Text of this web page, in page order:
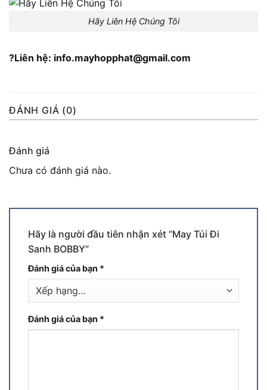
Hãy Liên Hệ Chúng Tôi
?Liên hệ: info.mayhopphat@gmail.com
ĐÁNH GIÁ (0)
Đánh giá
Chưa có đánh giá nào.
Hãy là người đầu tiên nhận xét “May Túi Đi
Sanh BOBBY”
Đánh giá của bạn *
Đánh giá của bạn *